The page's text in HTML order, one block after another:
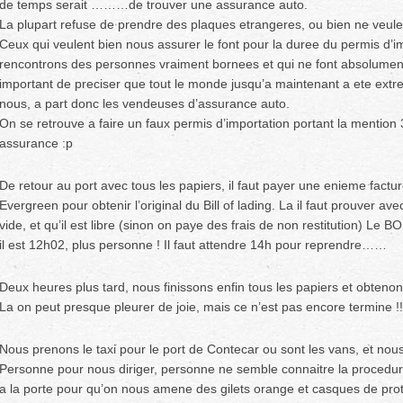
de temps serait ………de trouver une assurance auto.
La plupart refuse de prendre des plaques etrangeres, ou bien ne
Ceux qui veulent bien nous assurer le font pour la duree du permis
rencontrons des personnes vraiment bornees et qui ne font
important de preciser que tout le monde jusqu’a maintenant a ete
nous, a part donc les vendeuses d’assurance auto.
On se retrouve a faire un faux permis d’importation portant la mention
assurance :p
De retour au port avec tous les papiers, il faut payer une enieme
Evergreen pour obtenir l’original du Bill of lading. La il faut prouver
vide, et qu’il est libre (sinon on paye des frais de non restitution) Le
il est 12h02, plus personne ! Il faut attendre 14h pour reprendre……
Deux heures plus tard, nous finissons enfin tous les papiers et
La on peut presque pleurer de joie, mais ce n’est pas encore termine
Nous prenons le taxi pour le port de Contecar ou sont les vans, et
Personne pour nous diriger, personne ne semble connaitre la
a la porte pour qu’on nous amene des gilets orange et casques de